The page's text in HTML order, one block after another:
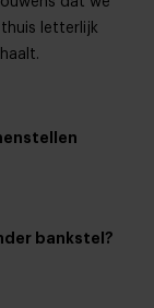
letterlijk
bankstel?